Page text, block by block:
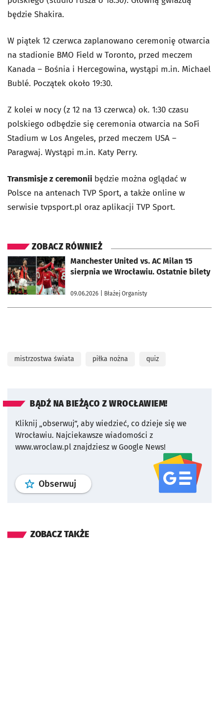
będzie Shakira.
W piątek 12 czerwca zaplanowano ceremonię otwarcia
na stadionie BMO Field w Toronto, przed meczem
Kanada – Bośnia i Hercegowina, wystąpi m.in. Michael
Bublé. Początek około 19:30.
Z kolei w nocy (z 12 na 13 czerwca) ok. 1:30 czasu
polskiego odbędzie się ceremonia otwarcia na SoFi
Stadium w Los Angeles, przed meczem USA –
Paragwaj. Wystąpi m.in. Katy Perry.
Transmisje z ceremonii będzie można oglądać w
Polsce na antenach TVP Sport, a także online w
serwisie tvpsport.pl oraz aplikacji TVP Sport.
ZOBACZ RÓWNIEŻ
Manchester United vs. AC Milan 15
sierpnia we Wrocławiu. Ostatnie bilety
09.06.2026 | Błażej Organisty
otworzy się w nowej karcie
mistrzostwa świata piłka nożna quiz
BĄDŹ NA BIEŻĄCO Z WROCŁAWIEM!
Kliknij „obserwuj”, aby wiedzieć, co dzieje się we
Wrocławiu. Najciekawsze wiadomości z
www.wroclaw.pl znajdziesz w Google News!
Obserwuj profil serwisu
ZOBACZ TAKŻE